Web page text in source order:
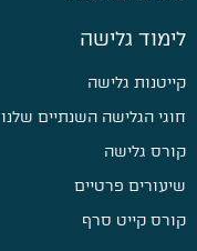
לימוד גלישה
קייטנות גלישה
חוגי הגלישה השנתיים שלנו
קורס גלישה
שיעורים פרטיים
קורס קייט סרף